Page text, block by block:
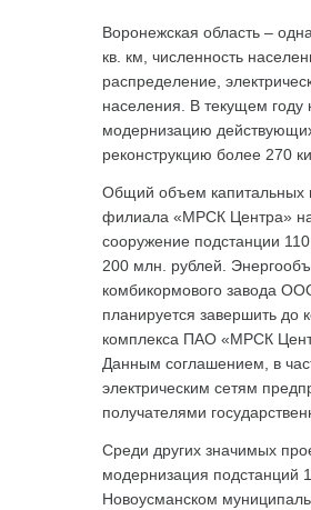
Воронежская область –
кв. км, численность
распределение,
населения. В текущем году
модернизацию
реконструкцию более 270
Общий объем капитальных
филиала «МРСК Центра» на
сооружение подстанции
200 млн. рублей.
комбикормового завода
планируется завершить
комплекса ПАО «МРСК
Данным соглашением, в
электрическим сетям
получателями
Среди других значимых
модернизация
Новоусманском